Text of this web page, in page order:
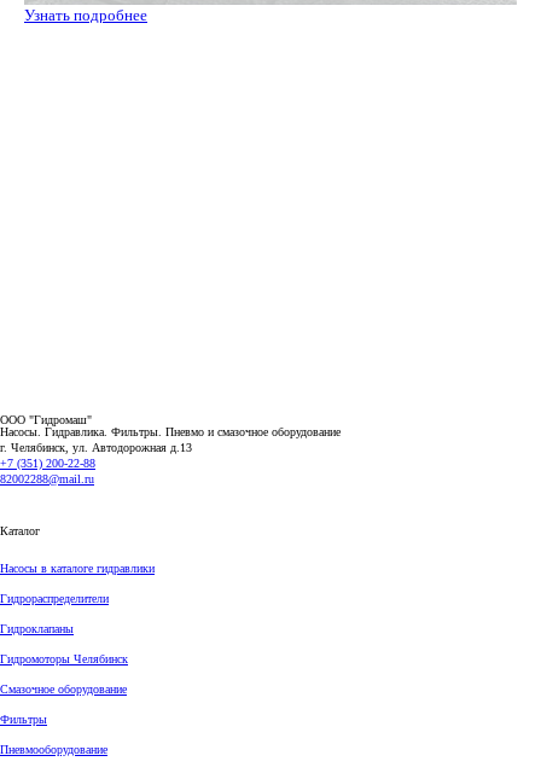
Узнать подробнее
ООО "Гидромаш"
Насосы. Гидравлика. Фильтры. Пневмо и смазочное оборудование
г. Челябинск, ул. Автодорожная д.13
+7 (351) 200-22-88
82002288@mail.ru
Каталог
Насосы в каталоге гидравлики
Гидрораспределители
Гидроклапаны
Гидромоторы Челябинск
Смазочное оборудование
Фильтры
Пневмооборудование